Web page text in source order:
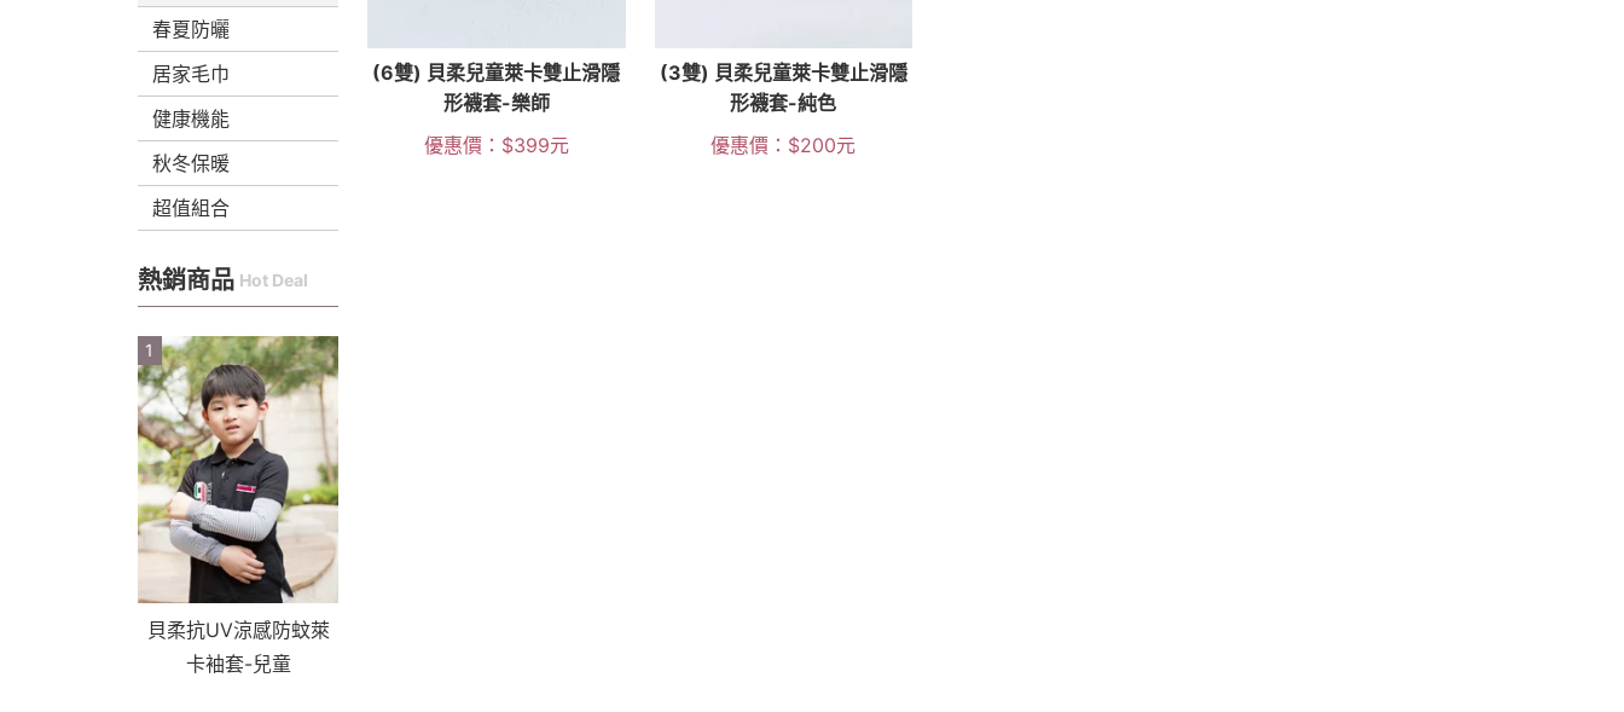
春夏防曬
居家毛巾
健康機能
秋冬保暖
超值組合
熱銷商品 Hot Deal
1
貝柔抗UV涼感防蚊萊
卡袖套-兒童
(6雙) 貝柔兒童萊卡雙止滑隱
形襪套-樂師
優惠價： $399元
(3雙) 貝柔兒童萊卡雙止滑隱
形襪套-純色
優惠價： $200元